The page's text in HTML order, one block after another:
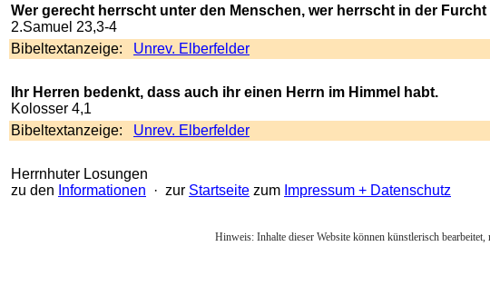
Wer gerecht herrscht unter den Menschen, wer herrscht in der
2.Samuel 23,3-4
Bibeltextanzeige: Unrev. Elberfelder
Ihr Herren bedenkt, dass auch ihr einen Herrn im Himmel habt.
Kolosser 4,1
Bibeltextanzeige: Unrev. Elberfelder
Herrnhuter Losungen
zu den Informationen · zur Startseite zum Impressum + Datenschutz
Hinweis: Inhalte dieser Website können künstlerisch